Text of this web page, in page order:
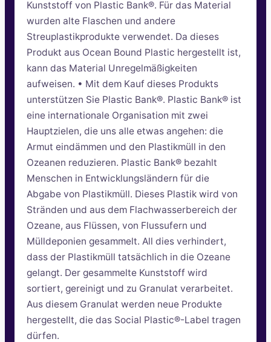
Kunststoff von Plastic Bank®. Für das Material
wurden alte Flaschen und andere
Streuplastikprodukte verwendet. Da dieses
Produkt aus Ocean Bound Plastic hergestellt ist,
kann das Material Unregelmäßigkeiten
aufweisen. • Mit dem Kauf dieses Produkts
unterstützen Sie Plastic Bank®. Plastic Bank® ist
eine internationale Organisation mit zwei
Hauptzielen, die uns alle etwas angehen: die
Armut eindämmen und den Plastikmüll in den
Ozeanen reduzieren. Plastic Bank® bezahlt
Menschen in Entwicklungsländern für die
Abgabe von Plastikmüll. Dieses Plastik wird von
Stränden und aus dem Flachwasserbereich der
Ozeane, aus Flüssen, von Flussufern und
Mülldeponien gesammelt. All dies verhindert,
dass der Plastikmüll tatsächlich in die Ozeane
gelangt. Der gesammelte Kunststoff wird
sortiert, gereinigt und zu Granulat verarbeitet.
Aus diesem Granulat werden neue Produkte
hergestellt, die das Social Plastic®-Label tragen
dürfen.